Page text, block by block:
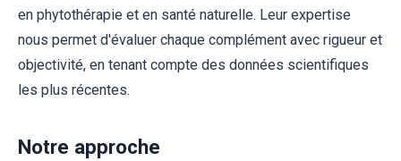
en phytothérapie et en santé naturelle. Leur expertise
nous permet d'évaluer chaque complément avec rigueur et
objectivité, en tenant compte des données scientifiques
les plus récentes.
Notre approche